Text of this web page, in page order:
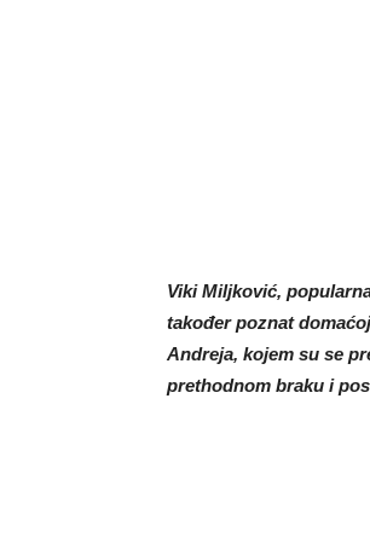
Viki Miljković,
također poznat
Andreja, kojem su se
prethodnom braku i